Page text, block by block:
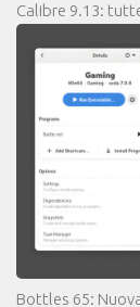
Calibre 9.13:
Bottles 65: